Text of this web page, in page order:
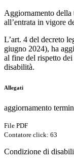
Aggiornamento
all’entrata in vigore
L’art. 4 del decreto
giugno 2024), ha
al fine del rispetto
disabilità.
Allegati
aggiornamento
File PDF
Contatore click: 63
Condizione di